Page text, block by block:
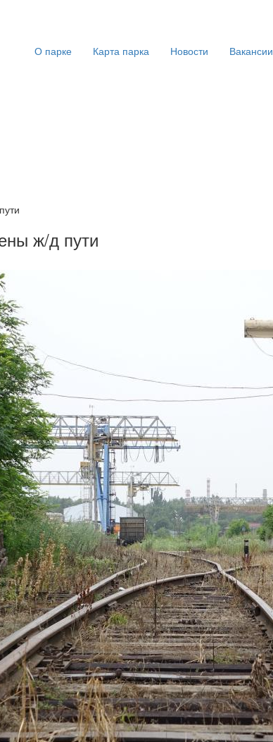
О парке
Карта парка Новости Вакансии
ж/д пути